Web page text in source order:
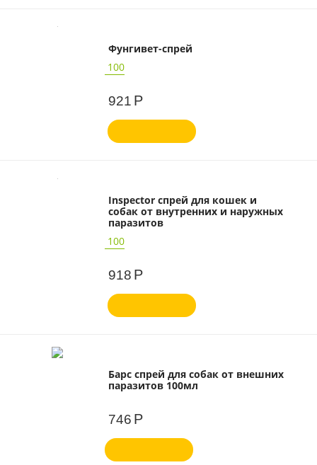
Фунгивет-спрей
100
921 Р
Inspector спрей для кошек и
собак от внутренних и наружных
паразитов
100
918 Р
Барс спрей для собак от внешних
паразитов 100мл
746 Р